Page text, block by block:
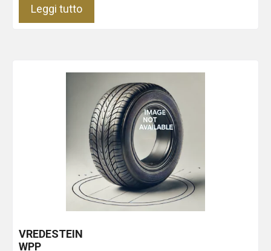
Leggi tutto
VREDESTEIN
WPP